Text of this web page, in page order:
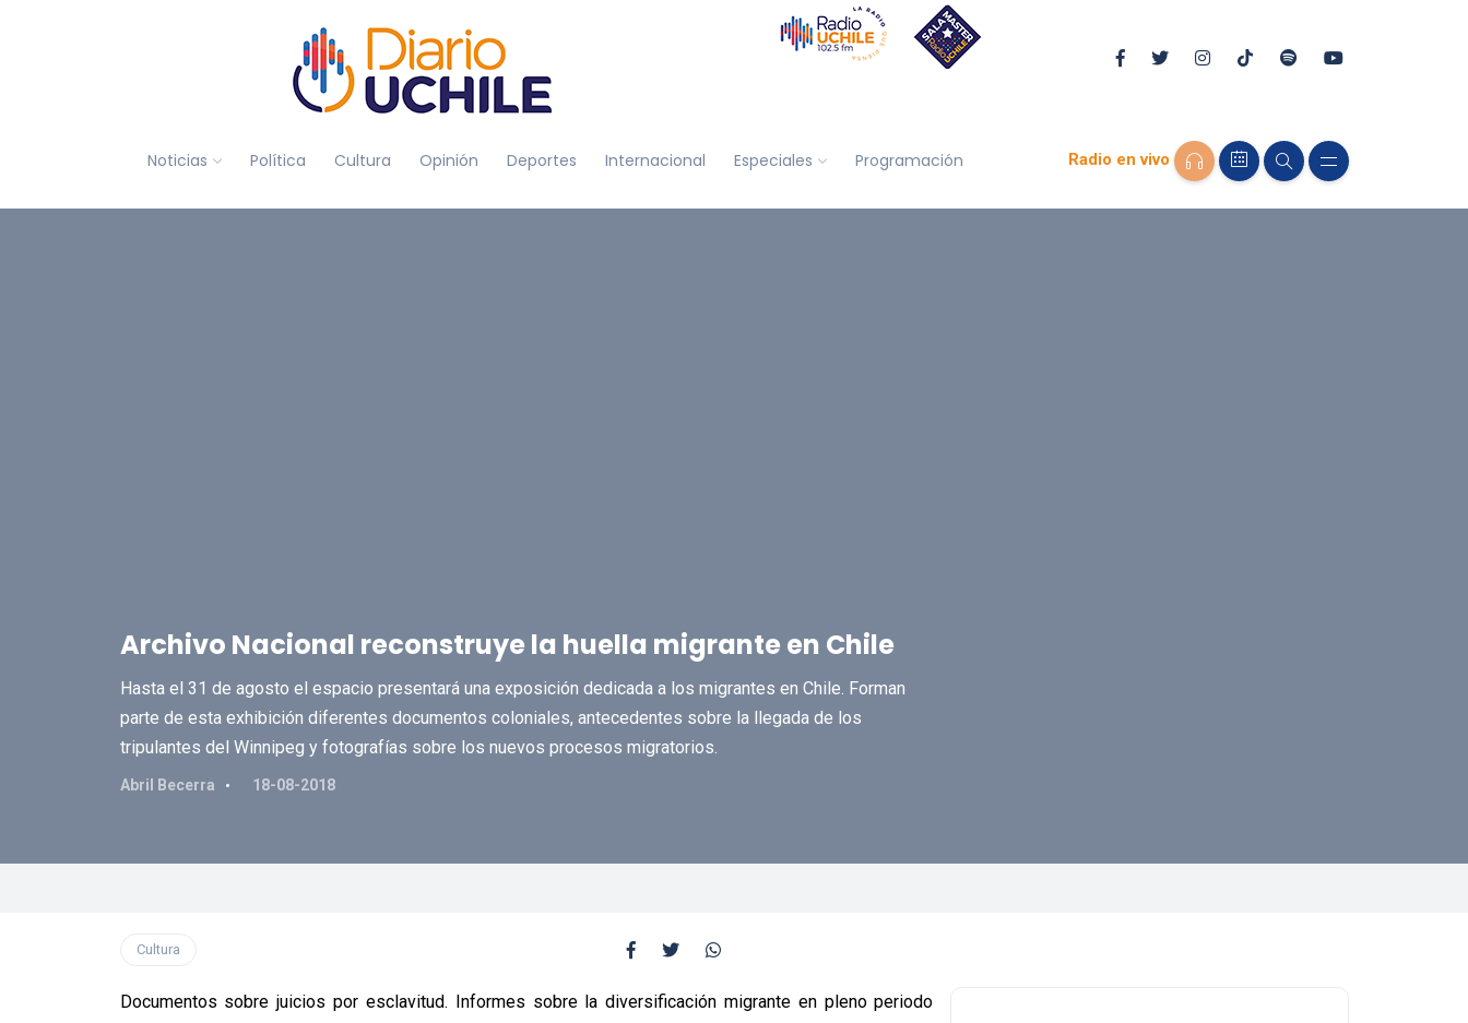
Noticias Política Cultura Opinión Deportes Internacional Especiales Programación Radio en vivo
Archivo Nacional reconstruye la huella migrante en Chile
Hasta el 31 de agosto el espacio presentará una exposición dedicada a los migrantes en Chile. Forman
parte de esta exhibición diferentes documentos coloniales, antecedentes sobre la llegada de los
tripulantes del Winnipeg y fotografías sobre los nuevos procesos migratorios.
Abril Becerra 18-08-2018
Cultura
Documentos sobre juicios por esclavitud. Informes sobre la diversificación migrante en pleno periodo